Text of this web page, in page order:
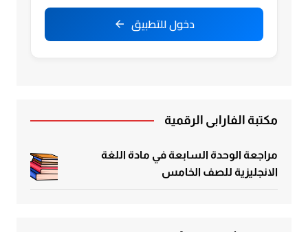
دخول للتطبيق
مكتبة الفارابي الرقمية
مراجعة الوحدة السابعة في مادة اللغة
الانجليزية للصف الخامس